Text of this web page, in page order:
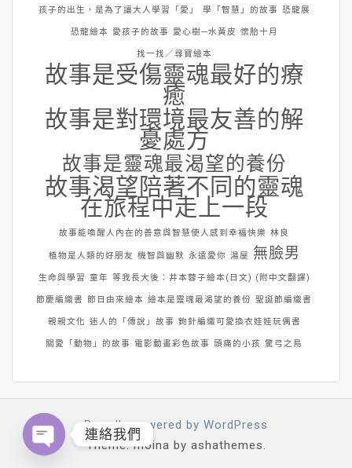
孩子的出生，是為了讓大人學習「愛」 學「智慧」的故事 恐龍展
恐龍繪本 愛孩子的故事 愛心樹─水黃皮 懷胎十月
找一找／尋寶繪本
故事是受傷靈魂最好的療
癒
故事是對環境最友善的解
憂處方
故事是靈魂最渴望的養份
故事渴望陪著不同的靈魂
在旅程中走上一段
故事能喚醒人內在的善意與智慧使人感到幸福快樂 林良
植物是人類的好朋友 機智與幽默 永遠愛你 湯屋 無臉男
生命與學習 童年 等我長大後：井本蓉子繪本(日文) (附中文翻譯)
節慶編織書 節日由來繪本 繪本是靈魂最渴望的養份 聖誕節編織書
親親文化 迷人的「傳說」故事 鉤針編織可愛換衣娃娃玩偶書
關愛「動物」的故事 電影動畫彩色故事 頭痛的小孩 驚弓之鳥
Proudly powered by WordPress
Theme: moina by ashathemes.
連絡我們